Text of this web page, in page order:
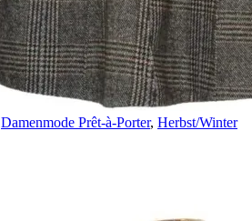
Damenmode Prêt-à-Porter, Herbst/Winter